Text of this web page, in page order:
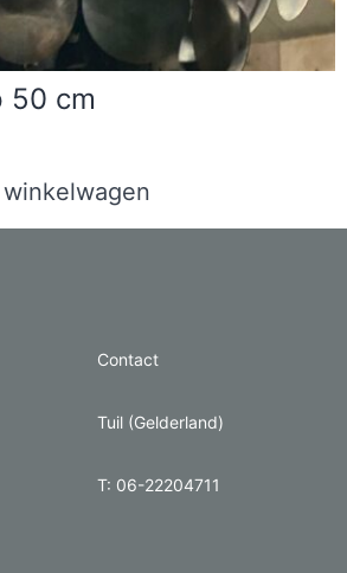
50 cm
Contact
Tuil (Gelderland)
T: 06-22204711